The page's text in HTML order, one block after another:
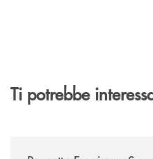
Ti potrebbe